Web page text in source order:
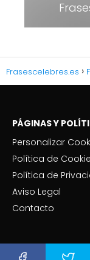
Frasescelebres.es
PÁGINAS Y
Personalizar
Política de
Política de
Aviso Legal
Contacto